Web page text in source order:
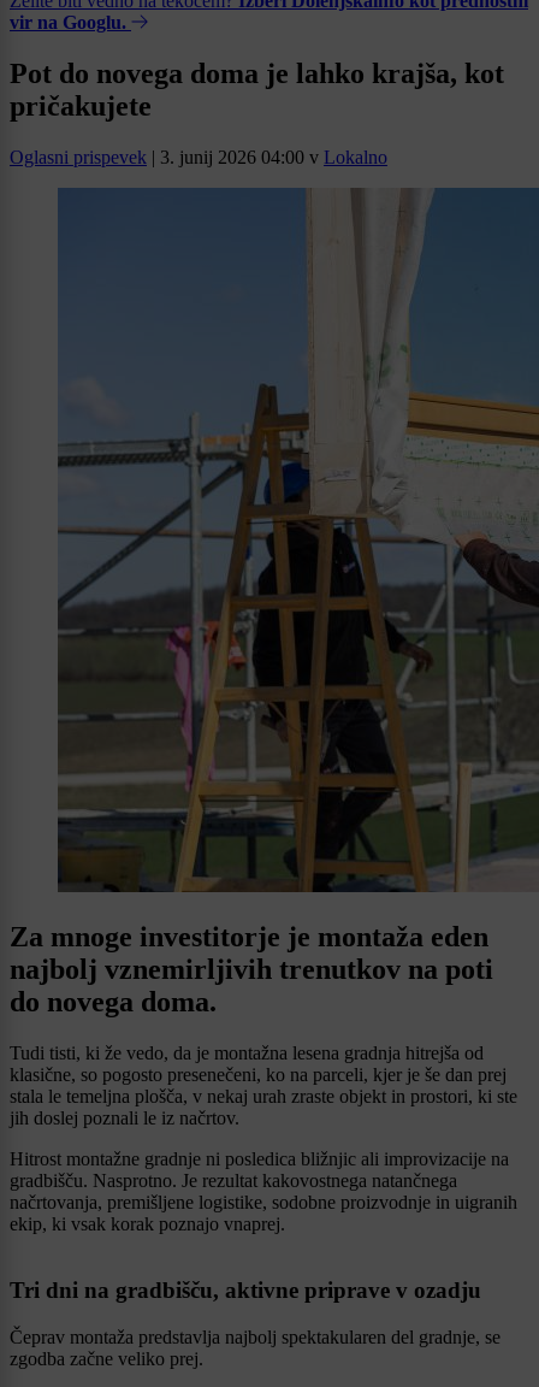
vir na Googlu.
Pot do novega doma je lahko krajša, kot
pričakujete
Oglasni prispevek | 3. junij 2026 04:00 v Lokalno
Za mnoge investitorje je montaža eden
najbolj vznemirljivih trenutkov na poti
do novega doma.
Tudi tisti, ki že vedo, da je montažna lesena gradnja hitrejša od
klasične, so pogosto presenečeni, ko na parceli, kjer je še dan prej
stala le temeljna plošča, v nekaj urah zraste objekt in prostori, ki ste
jih doslej poznali le iz načrtov.
Hitrost montažne gradnje ni posledica bližnjic ali improvizacije na
gradbišču. Nasprotno. Je rezultat kakovostnega natančnega
načrtovanja, premišljene logistike, sodobne proizvodnje in uigranih
ekip, ki vsak korak poznajo vnaprej.
Tri dni na gradbišču, aktivne priprave v ozadju
Čeprav montaža predstavlja najbolj spektakularen del gradnje, se
zgodba začne veliko prej.